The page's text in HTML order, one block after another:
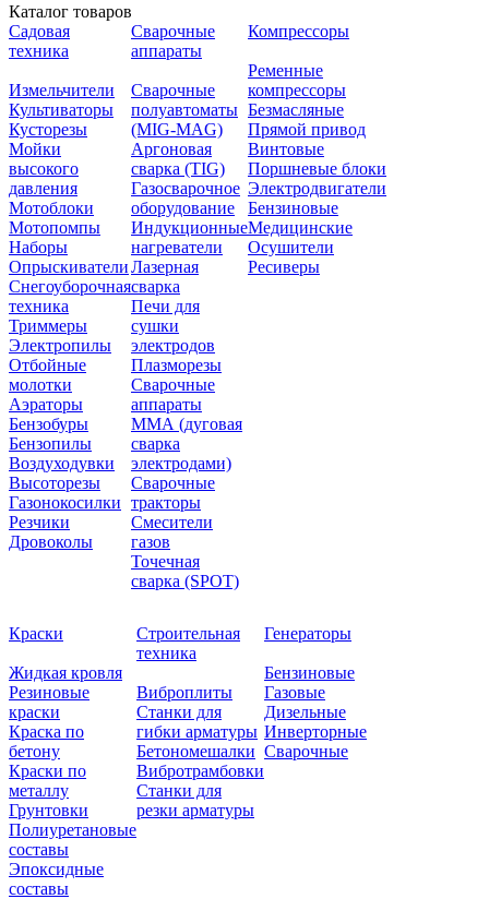
Каталог товаров
Садовая
техника
Измельчители
Культиваторы
Кусторезы
Мойки
высокого
давления
Мотоблоки
Мотопомпы
Наборы
Опрыскиватели
Снегоуборочная
техника
Триммеры
Электропилы
Отбойные
молотки
Аэраторы
Бензобуры
Бензопилы
Воздуходувки
Высоторезы
Газонокосилки
Резчики
Дровоколы
Сварочные
аппараты
Сварочные
полуавтоматы
(MIG-MAG)
Аргоновая
сварка (TIG)
Газосварочное
оборудование
Индукционные
нагреватели
Лазерная
сварка
Печи для
сушки
электродов
Плазморезы
Сварочные
аппараты
ММА (дуговая
сварка
электродами)
Сварочные
тракторы
Смесители
газов
Точечная
сварка (SPOT)
Компрессоры
Ременные
компрессоры
Безмасляные
Прямой привод
Винтовые
Поршневые блоки
Электродвигатели
Бензиновые
Медицинские
Осушители
Ресиверы
Краски
Жидкая кровля
Резиновые
краски
Краска по
бетону
Краски по
металлу
Грунтовки
Полиуретановые
составы
Эпоксидные
составы
Строительная
техника
Виброплиты
Станки для
гибки арматуры
Бетономешалки
Вибротрамбовки
Станки для
резки арматуры
Генераторы
Бензиновые
Газовые
Дизельные
Инверторные
Сварочные